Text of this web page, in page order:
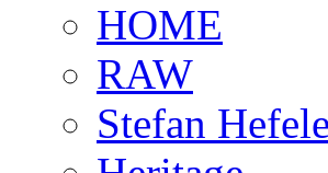
HOME
RAW
Stefan